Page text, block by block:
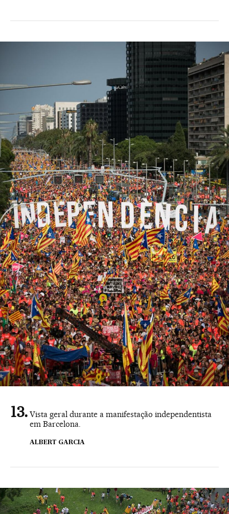
Vista geral durante a manifestação independentista
em Barcelona.
ALBERT GARCIA